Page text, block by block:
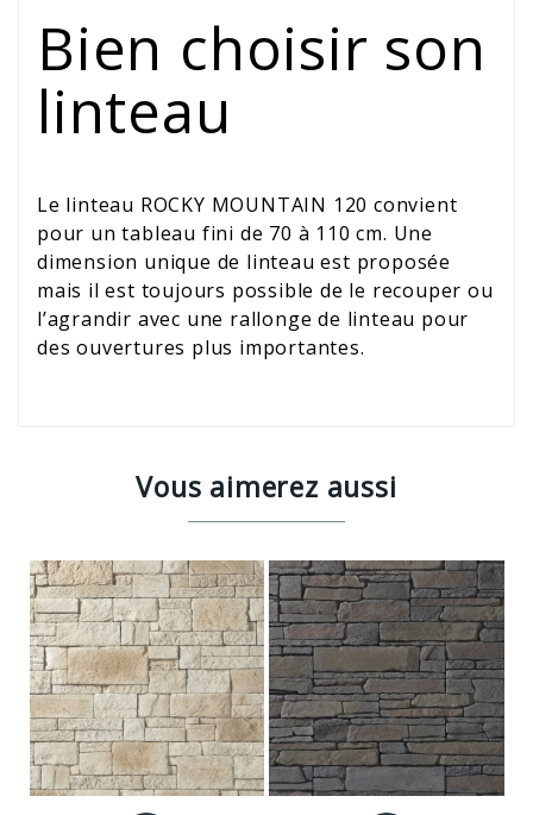
Bien choisir son
linteau
Le linteau ROCKY MOUNTAIN 120 convient
pour un tableau fini de 70 à 110 cm. Une
dimension unique de linteau est proposée
mais il est toujours possible de le recouper ou
l’agrandir avec une rallonge de linteau pour
des ouvertures plus importantes.
Vous aimerez aussi